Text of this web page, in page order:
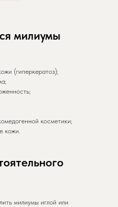
милиумы
(гиперкератоз);
косметики;
кожи.
милиумы иглой или